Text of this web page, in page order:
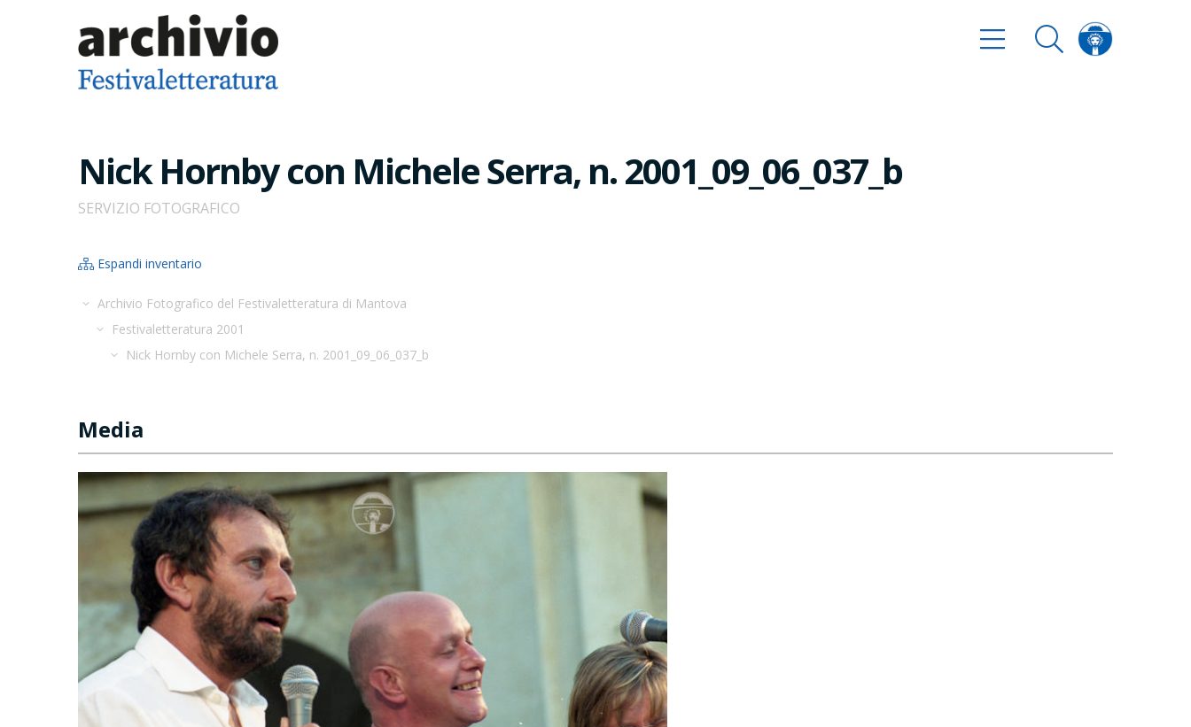
Nick Hornby con Michele Serra, n. 2001_09_06_037_b
SERVIZIO FOTOGRAFICO
Espandi inventario
Archivio Fotografico del Festivaletteratura di Mantova
Festivaletteratura 2001
Nick Hornby con Michele Serra, n. 2001_09_06_037_b
Media